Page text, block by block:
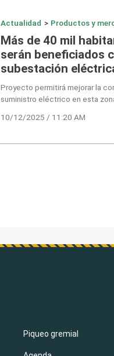
Actualidad > Productos y
Más de 40 mil
serán beneficiados
subestación
Proyecto permitirá mejorar la
suministro eléctrico en esta
10/12/2025 / 11:20 AM
Piqueo gremial